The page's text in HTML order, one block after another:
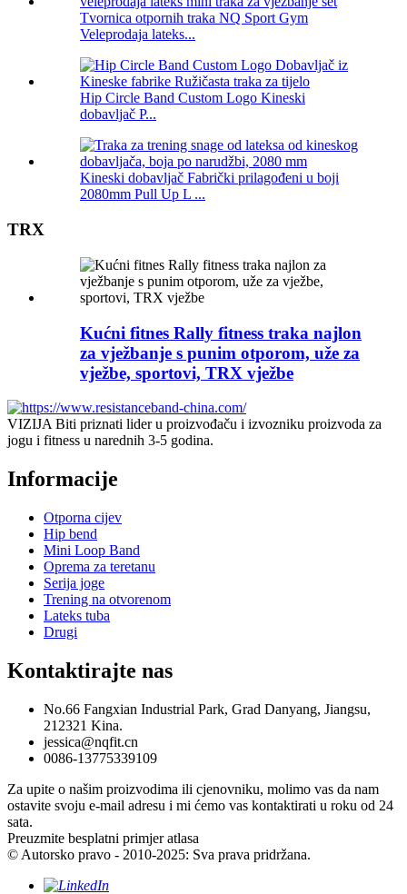
Tvornica otpornih traka NQ Sport Gym
Veleprodaja lateks...
Hip Circle Band Custom Logo Kineski
dobavljač P...
Kineski dobavljač Fabrički prilagođeni u boji
2080mm Pull Up L ...
TRX
Kućni fitnes Rally fitness traka najlon
za vježbanje s punim otporom, uže za
vježbe, sportovi, TRX vježbe
VIZIJA Biti priznati lider u proizvođaču i izvozniku proizvoda za
jogu i fitness u narednih 3-5 godina.
Informacije
Otporna cijev
Hip bend
Mini Loop Band
Oprema za teretanu
Serija joge
Trening na otvorenom
Lateks tuba
Drugi
Kontaktirajte nas
No.66 Fangxian Industrial Park, Grad Danyang, Jiangsu,
212321 Kina.
jessica@nqfit.cn
0086-13775339109
Za upite o našim proizvodima ili cjenovniku, molimo vas da nam
ostavite svoju e-mail adresu i mi ćemo vas kontaktirati u roku od 24
sata.
Preuzmite besplatni primjer atlasa
© Autorsko pravo - 2010-2025: Sva prava pridržana.